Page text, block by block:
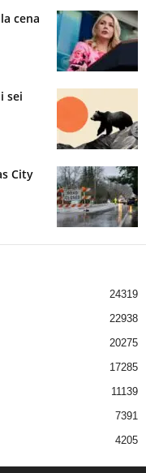
cena
sei
City
24319
22938
20275
17285
11139
7391
4205